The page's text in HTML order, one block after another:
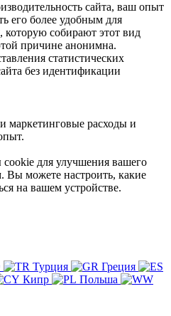
сайта, ваш опыт
его более удобным для
собирают этот вид
причине анонимна.
статистических
без идентификации
маркетинговые расходы и
для улучшения вашего
Вы можете настроить, какие
на вашем устройстве.
Турция
Греция
Кипр
Польша